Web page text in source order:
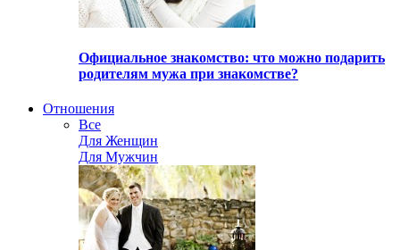
Официальное знакомство: что можно подарить
родителям мужа при знакомстве?
Отношения
Все
Для Женщин
Для Мужчин